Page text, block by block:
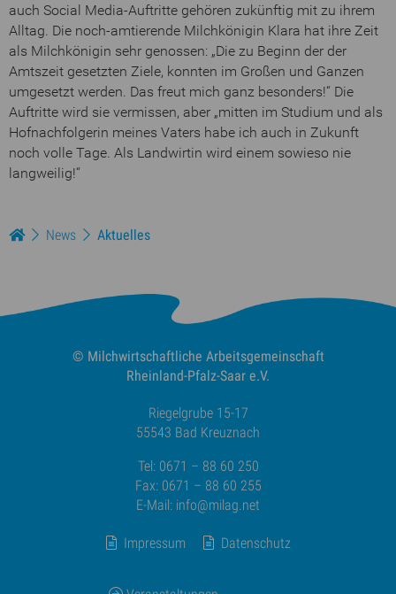
auch Social Media-Auftritte gehören zukünftig mit zu ihrem
Alltag. Die noch-amtierende Milchkönigin Klara hat ihre Zeit
als Milchkönigin sehr genossen: „Die zu Beginn der der
Amtszeit gesetzten Ziele, konnten im Großen und Ganzen
umgesetzt werden. Das freut mich ganz besonders!“ Die
Auftritte wird sie vermissen, aber „mitten im Studium und als
Hofnachfolgerin meines Vaters habe ich auch in Zukunft
noch volle Tage. Als Landwirtin wird einem sowieso nie
langweilig!“
News Aktuelles
© Milchwirtschaftliche Arbeitsgemeinschaft
Rheinland-Pfalz-Saar e.V.
Riegelgrube 15-17
55543 Bad Kreuznach
Tel: 0671 – 88 60 250
Fax: 0671 – 88 60 255
E-Mail: info@milag.net
Impressum Datenschutz